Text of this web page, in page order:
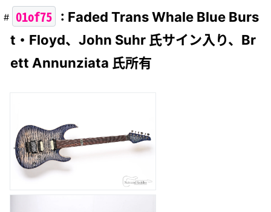
01of75 : Faded Trans Whale Blue Burs
t・Floyd、John Suhr 氏サイン入り、Br
ett Annunziata 氏所有